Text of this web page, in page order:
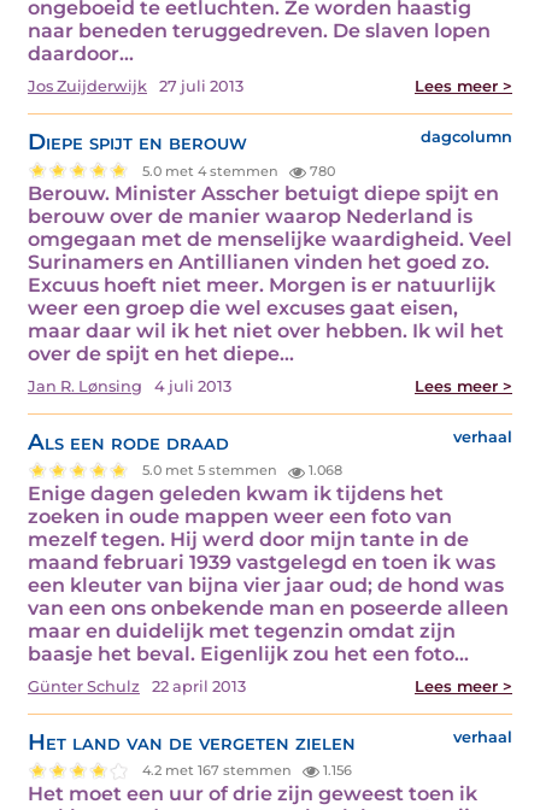
ongeboeid te eetluchten. Ze worden haastig
naar beneden teruggedreven. De slaven lopen
daardoor…
Jos Zuijderwijk 27 juli 2013 Lees meer >
Diepe spijt en berouw dagcolumn
5.0 met 4 stemmen 780
Berouw. Minister Asscher betuigt diepe spijt en
berouw over de manier waarop Nederland is
omgegaan met de menselijke waardigheid. Veel
Surinamers en Antillianen vinden het goed zo.
Excuus hoeft niet meer. Morgen is er natuurlijk
weer een groep die wel excuses gaat eisen,
maar daar wil ik het niet over hebben. Ik wil het
over de spijt en het diepe…
Jan R. Lønsing 4 juli 2013 Lees meer >
Als een rode draad verhaal
5.0 met 5 stemmen 1.068
Enige dagen geleden kwam ik tijdens het
zoeken in oude mappen weer een foto van
mezelf tegen. Hij werd door mijn tante in de
maand februari 1939 vastgelegd en toen ik was
een kleuter van bijna vier jaar oud; de hond was
van een ons onbekende man en poseerde alleen
maar en duidelijk met tegenzin omdat zijn
baasje het beval. Eigenlijk zou het een foto…
Günter Schulz 22 april 2013 Lees meer >
Het land van de vergeten zielen verhaal
4.2 met 167 stemmen 1.156
Het moet een uur of drie zijn geweest toen ik